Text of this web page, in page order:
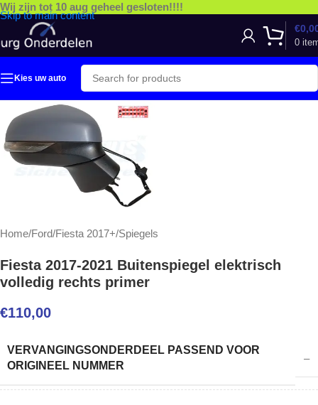
Skip to main content
Wij zijn tot 10 aug geheel gesloten!!!!
0
€
Kies uw auto
Home/Ford/Fiesta 2017+/Spiegels
Fiesta 2017-2021 Buitenspiegel elektrisch
volledig rechts primer
€110,00
VERVANGINGSONDERDEEL PASSEND VOOR
ORIGINEEL NUMMER
–